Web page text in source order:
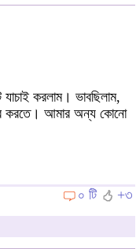
করলাম। ভাবছিলাম,
করতে। আমার অন্য কোনো
০ টি
+৩